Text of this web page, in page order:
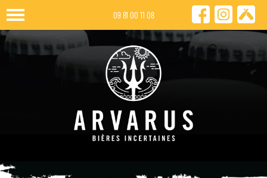
09 81 00 11 08